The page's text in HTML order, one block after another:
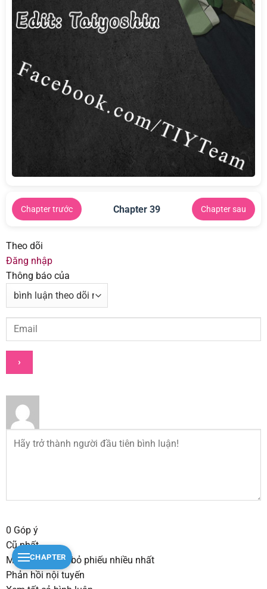
CHAPTER
Chapter trước Chapter 39 Chapter sau
Theo dõi
Đăng nhập
Thông báo của
0 Góp ý
Cũ nhất
Mới nhất Được bỏ phiếu nhiều nhất
Phản hồi nội tuyến